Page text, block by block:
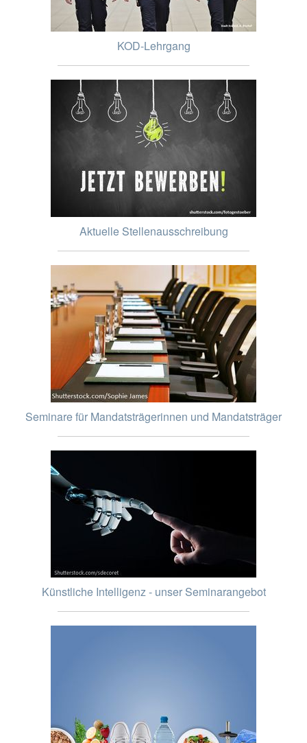
KOD-Lehrgang
Aktuelle Stellenausschreibung
Seminare für Mandatsträgerinnen und Mandatsträger
Künstliche Intelligenz - unser Seminarangebot